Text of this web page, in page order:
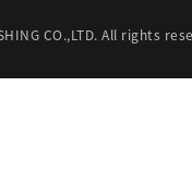
CO.,LTD. All rights